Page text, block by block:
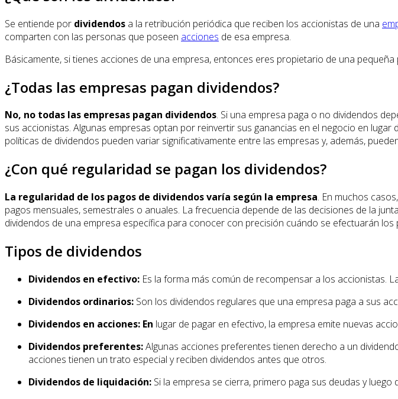
Se entiende por dividendos a la retribución periódica que reciben los accionistas de una
comparten con las personas que poseen acciones de esa empresa.
Básicamente, si tienes acciones de una empresa, entonces eres propietario de una
¿Todas las empresas pagan dividendos?
No, no todas las empresas pagan dividendos. Si una empresa paga o no dividendos
sus accionistas. Algunas empresas optan por reinvertir sus ganancias en el negocio en
políticas de dividendos pueden variar significativamente entre las empresas y, además,
¿Con qué regularidad se pagan los dividendos?
La regularidad de los pagos de dividendos varía según la empresa. En muchos
pagos mensuales, semestrales o anuales. La frecuencia depende de las decisiones de la
dividendos de una empresa específica para conocer con precisión cuándo se efectuarán los
Tipos de dividendos
Dividendos en efectivo: Es la forma más común de recompensar a los accionistas.
Dividendos ordinarios: Son los dividendos regulares que una empresa paga a sus
Dividendos en acciones: En lugar de pagar en efectivo, la empresa emite nuevas
Dividendos preferentes:Algunas acciones preferentes tienen derecho a un
acciones tienen un trato especial y reciben dividendos antes que otros.
Dividendos de liquidación: Si la empresa se cierra, primero paga sus deudas y